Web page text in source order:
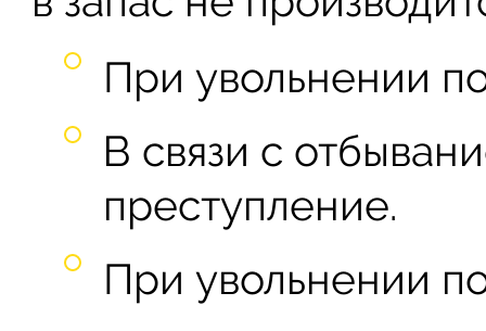
При увольнении
В связи с
преступление.
При увольнении